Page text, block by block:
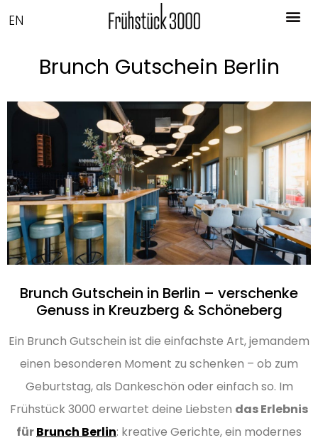
EN
Brunch Gutschein Berlin
Brunch Gutschein in Berlin – verschenke
Genuss in Kreuzberg & Schöneberg
Ein Brunch Gutschein ist die einfachste Art, jemandem
einen besonderen Moment zu schenken – ob zum
Geburtstag, als Dankeschön oder einfach so. Im
Frühstück 3000 erwartet deine Liebsten das Erlebnis
fürBrunch Berlin: kreative Gerichte, ein modernes